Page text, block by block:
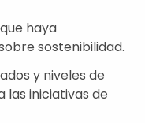
haya
sostenibilidad.
y niveles de
iniciativas de